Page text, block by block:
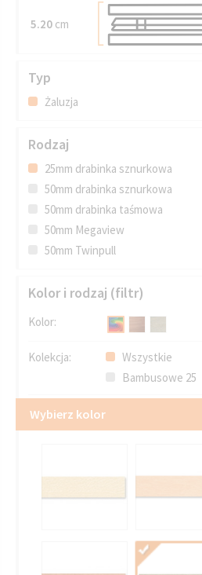
5.20 cm
Typ
Żaluzja
Rodzaj
25mm drabinka sznurkowa
50mm drabinka sznurkowa
50mm drabinka taśmowa
50mm Megaview
50mm Twinpull
Kolor i rodzaj (filtr)
Kolor:
Kolekcja: Wszystkie
Bambusowe 25
Wybierz kolor